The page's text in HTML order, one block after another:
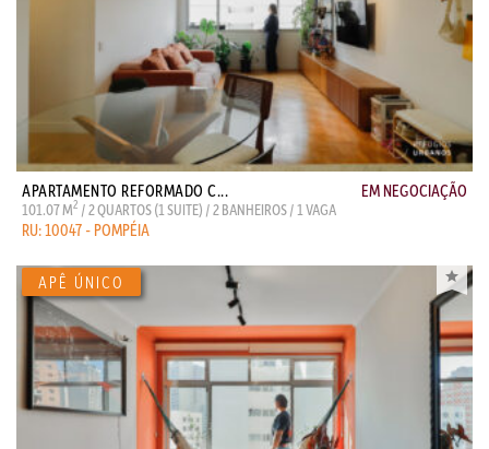
APARTAMENTO REFORMADO C... EM NEGOCIAÇÃO
101.07 M2 / 2 QUARTOS (1 SUITE) / 2 BANHEIROS / 1 VAGA
RU: 10047 - POMPÉIA